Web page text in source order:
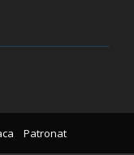
Patronat